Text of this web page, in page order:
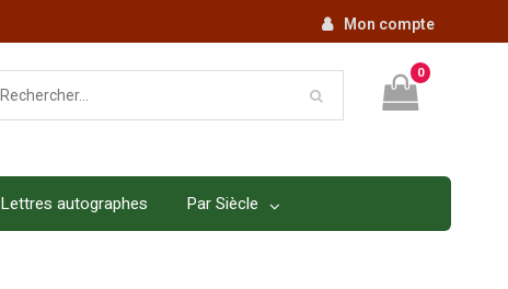
Mon compte
0
Lettres autographes Par Siècle